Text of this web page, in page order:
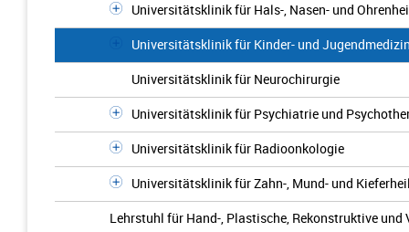
Universitätsklinik für Hals-, Nasen- und
Universitätsklinik für Kinder- und
Universitätsklinik für Neurochirurgie
Universitätsklinik für Psychiatrie und
Universitätsklinik für Radioonkologie
Universitätsklinik für Zahn-, Mund- und
Lehrstuhl für Hand-, Plastische, Rekonstruktive